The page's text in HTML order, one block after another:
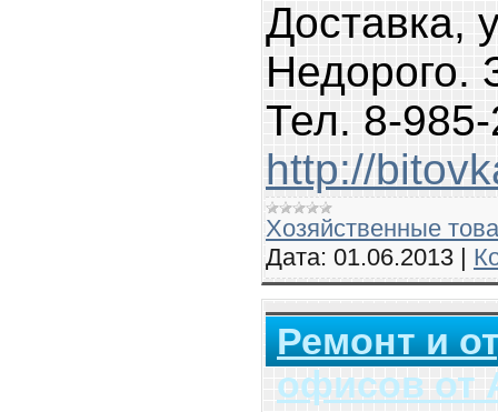
Доставка,
Недорого.
Тел. 8-
http://
Хозяйственные
Дата: 01.06.2013 |
Ремонт и
офисов от